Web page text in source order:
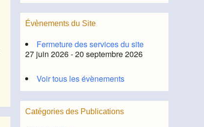
Évènements du Site
Fermeture des services du site
27 juin 2026 - 20 septembre 2026
Voir tous les évènements
Catégories des Publications